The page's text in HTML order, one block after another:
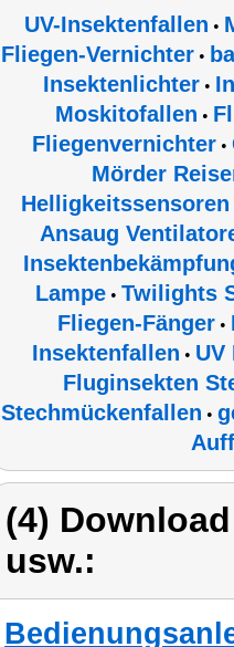
UV-Insektenfallen •
Fliegen-Vernichter•
Insektenlichter•
Moskitofallen •
Fliegenvernichter•
Mörder
Ansaug
Lampe• Twilights
Fliegen-Fänger •
Insektenfallen • UV
Fluginsekten
Stechmückenfallen •
(4)
usw.: